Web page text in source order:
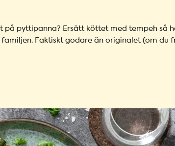
på pyttipanna? Ersätt köttet med tempeh så
Faktiskt godare än originalet (om du